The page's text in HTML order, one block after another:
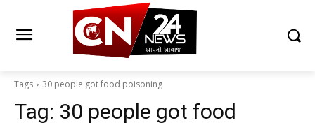
Tags 30 people got food poisoning
Tag: 30 people got food